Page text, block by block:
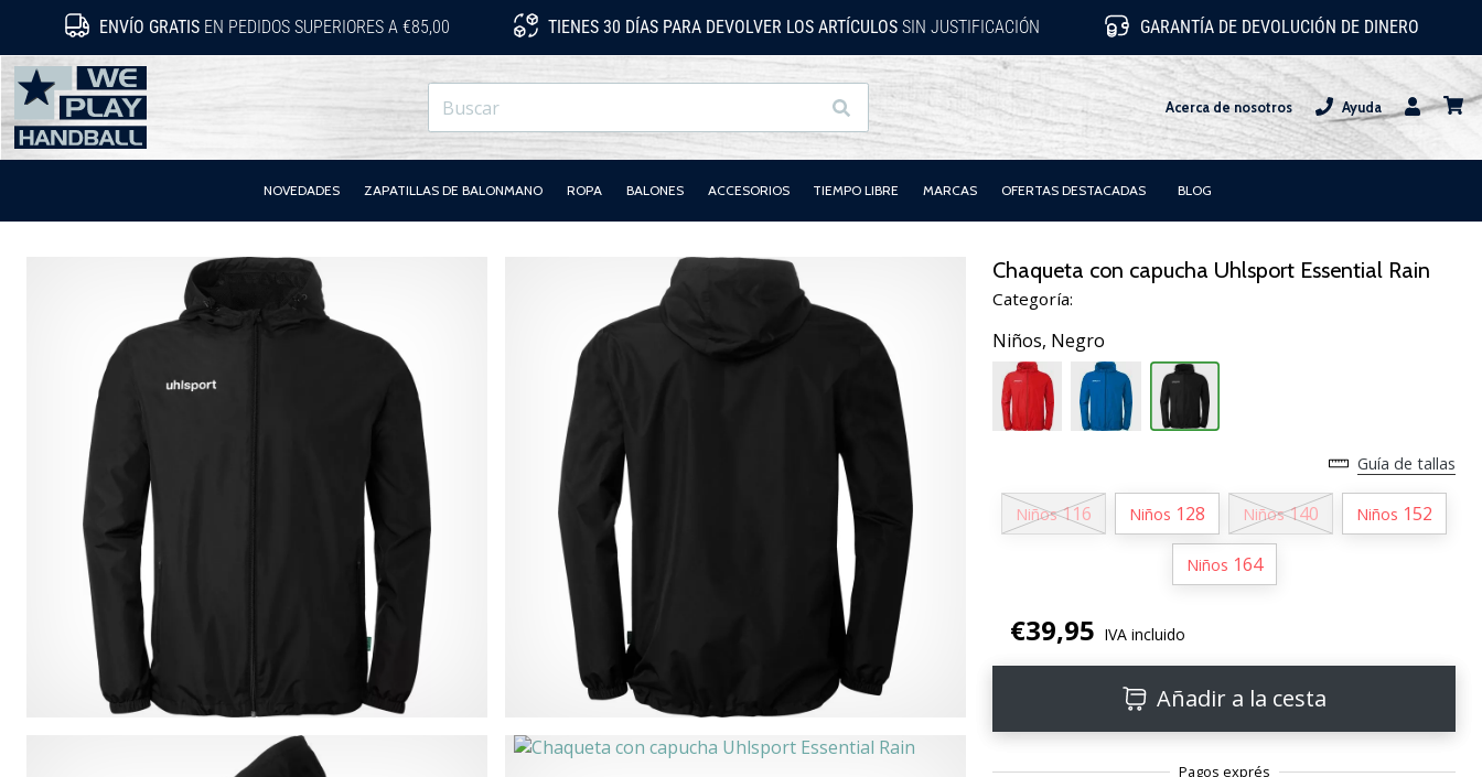
ENVÍO GRATISEN PEDIDOS SUPERIORES A €85,00 TIENES 30 DÍAS PARA DEVOLVER LOS ARTÍCULOS SIN JUSTIFICACIÓN GARANTÍA DE DEVOLUCIÓN DE DINERO
WePlayHandball.es
Buscar Acerca de nosotros
Ayuda
Usuario
NOVEDADES ZAPATILLAS DE BALONMANO ROPA BALONES ACCESORIOS TIEMPO LIBRE MARCAS OFERTAS DESTACADAS BLOG
Chaqueta con capucha Uhlsport Essential Rain
Categoría:
Niños, Negro
Guía de tallas
Niños 116 Niños 128 Niños 140 Niños 152
Niños 164
€39,95 IVA incluido
Añadir a la cesta